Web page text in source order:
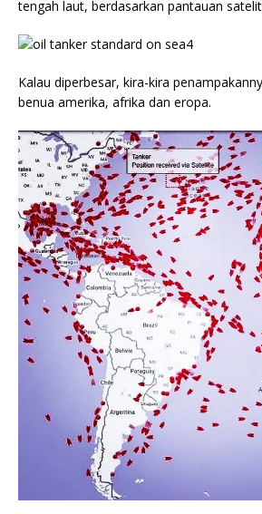
tengah laut, berdasarkan pantauan
Kalau diperbesar, kira-kira
benua amerika, afrika dan eropa.